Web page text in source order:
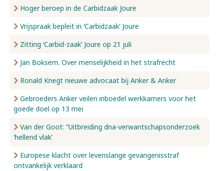
Hoger beroep in de Carbidzaak Joure
Vrijspraak bepleit in ‘Carbidzaak’ Joure
Zitting ‘Carbid-zaak’ Joure op 21 juli
Jan Boksem. Over menselijkheid in het strafrecht
Ronald Knegt nieuwe advocaat bij Anker & Anker
Gebroeders Anker veilen inboedel werkkamers voor het
goede doel op 13 mei
Van der Goot: ”Uitbreiding dna-verwantschapsonderzoek
‘hellend vlak’
Europese klacht over levenslange gevangenisstraf
ontvankelijk verklaard